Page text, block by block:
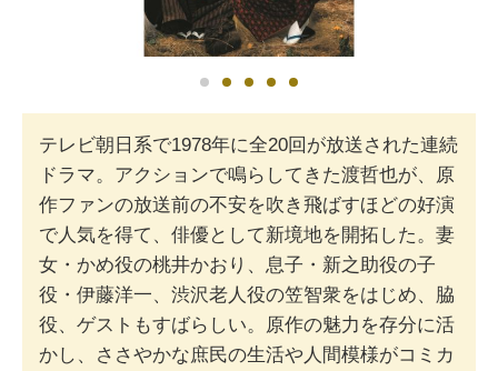
テレビ朝日系で1978年に全20回が放送された連続
ドラマ。アクションで鳴らしてきた渡哲也が、原
作ファンの放送前の不安を吹き飛ばすほどの好演
で人気を得て、俳優として新境地を開拓した。妻
女・かめ役の桃井かおり、息子・新之助役の子
役・伊藤洋一、渋沢老人役の笠智衆をはじめ、脇
役、ゲストもすばらしい。原作の魅力を存分に活
かし、ささやかな庶民の生活や人間模様がコミカ